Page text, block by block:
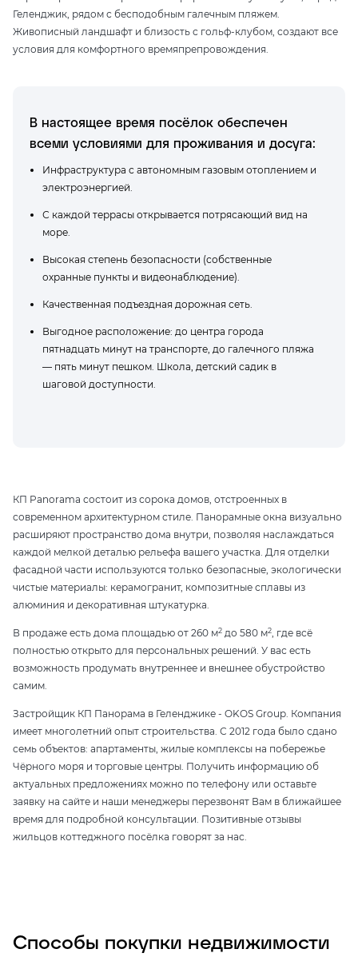
Геленджик, рядом с бесподобным галечным пляжем.
Живописный ландшафт и близость с гольф-клубом, создают все
условия для комфортного времяпрепровождения.
В настоящее время посёлок обеспечен
всеми условиями для проживания и досуга:
Инфраструктура с автономным газовым отоплением и
электроэнергией.
С каждой террасы открывается потрясающий вид на
море.
Высокая степень безопасности (собственные
охранные пункты и видеонаблюдение).
Качественная подъездная дорожная сеть.
Выгодное расположение: до центра города
пятнадцать минут на транспорте, до галечного пляжа
— пять минут пешком. Школа, детский садик в
шаговой доступности.
КП Panorama состоит из сорока домов, отстроенных в
современном архитектурном стиле. Панорамные окна визуально
расширяют пространство дома внутри, позволяя наслаждаться
каждой мелкой деталью рельефа вашего участка. Для отделки
фасадной части используются только безопасные, экологически
чистые материалы: керамогранит, композитные сплавы из
алюминия и декоративная штукатурка.
В продаже есть дома площадью от 260 м2 до 580 м2, где всё
полностью открыто для персональных решений. У вас есть
возможность продумать внутреннее и внешнее обустройство
самим.
Застройщик КП Панорама в Геленджике - OKOS Group. Компания
имеет многолетний опыт строительства. С 2012 года было сдано
семь объектов: апартаменты, жилые комплексы на побережье
Чёрного моря и торговые центры. Получить информацию об
актуальных предложениях можно по телефону или оставьте
заявку на сайте и наши менеджеры перезвонят Вам в ближайшее
время для подробной консультации. Позитивные отзывы
жильцов коттеджного посёлка говорят за нас.
Способы покупки недвижимости